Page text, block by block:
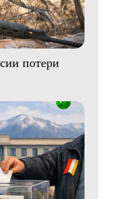
потери